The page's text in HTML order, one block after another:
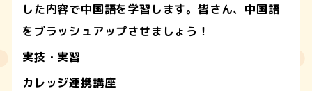
した内容で中国語を学習します。皆さん、中国語
をブラッシュアップさせましょう！
実技・実習
カレッジ連携講座